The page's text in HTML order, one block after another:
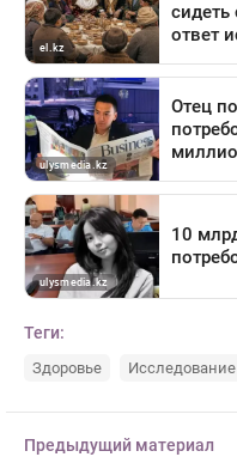
Теги:
Здоровье Исследование
Предыдущий материал